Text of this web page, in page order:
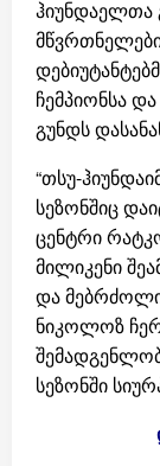
ჰიუნდაელთა
ჩემპიონსა
გუნდს
“თსუ-
სეზონშიც
ცენტრი
მილიკენი
და
ნიკოლოზ
სეზონში